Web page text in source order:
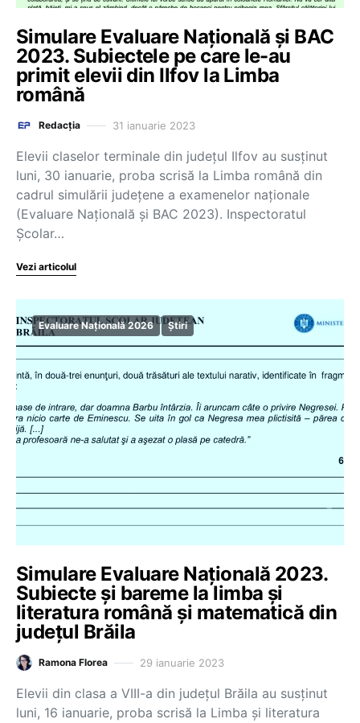
Simulare Evaluare Națională și BAC
2023. Subiectele pe care le-au
primit elevii din Ilfov la Limba
română
Redacția 31 ianuarie 2023
Elevii claselor terminale din județul Ilfov au susținut
luni, 30 ianuarie, proba scrisă la Limba română din
cadrul simulării județene a examenelor naționale
(Evaluare Națională și BAC 2023). Inspectoratul
Școlar…
Vezi articolul
Evaluare Națională 2026 Știri
Simulare Evaluare Națională 2023.
Subiecte și bareme la limba și
literatura română și matematică din
județul Brăila
Ramona Florea 29 ianuarie 2023
Elevii din clasa a VIII-a din județul Brăila au susținut
luni, 16 ianuarie, proba scrisă la Limba și literatura